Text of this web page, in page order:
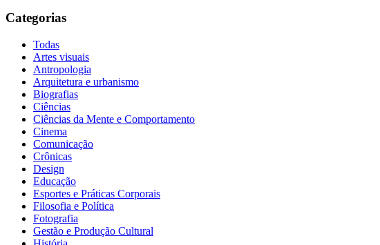
Categorias
Todas
Artes visuais
Antropologia
Arquitetura e urbanismo
Biografias
Ciências
Ciências da Mente e Comportamento
Cinema
Comunicação
Crônicas
Design
Educação
Esportes e Práticas Corporais
Filosofia e Política
Fotografia
Gestão e Produção Cultural